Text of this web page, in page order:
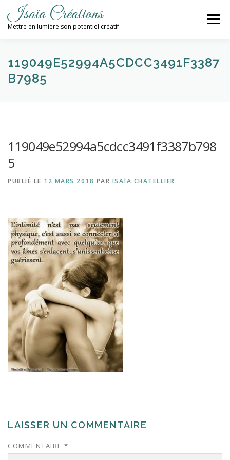
contenu
Isaïa Créations
Mettre en lumière son potentiel créatif
Menu
ACCUEIL MES CRÉATIONS ATELIERS
119049E52994A5CDCC3491F3387
B7985
119049e52994a5cdcc3491f3387b798
5
PUBLIÉ LE 12 MARS 2018 PAR ISAÏA CHATELLIER
LAISSER UN COMMENTAIRE
COMMENTAIRE *